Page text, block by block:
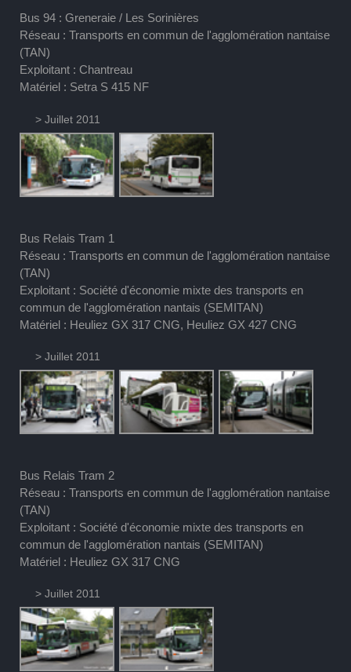
Bus 94 : Greneraie / Les Sorinières
Réseau : Transports en commun de l'agglomération nantaise
(TAN)
Exploitant : Chantreau
Matériel : Setra S 415 NF
> Juillet 2011
Bus Relais Tram 1
Réseau : Transports en commun de l'agglomération nantaise
(TAN)
Exploitant : Société d'économie mixte des transports en
commun de l'agglomération nantais (SEMITAN)
Matériel : Heuliez GX 317 CNG, Heuliez GX 427 CNG
> Juillet 2011
Bus Relais Tram 2
Réseau : Transports en commun de l'agglomération nantaise
(TAN)
Exploitant : Société d'économie mixte des transports en
commun de l'agglomération nantais (SEMITAN)
Matériel : Heuliez GX 317 CNG
> Juillet 2011